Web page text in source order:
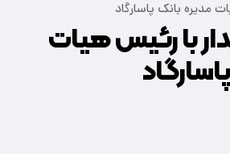
مدیره بانک پاسارگاد
با رئیس هیات